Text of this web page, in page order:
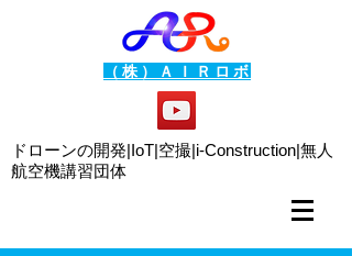
（株）ＡＩＲロボ
ドローンの開発|IoT|空撮|i-Construction|無人
航空機講習団体